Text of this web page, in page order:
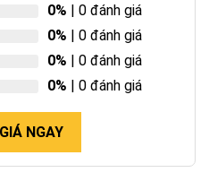
0% | 0 đánh giá
0% | 0 đánh giá
0% | 0 đánh giá
0% | 0 đánh giá
NGAY